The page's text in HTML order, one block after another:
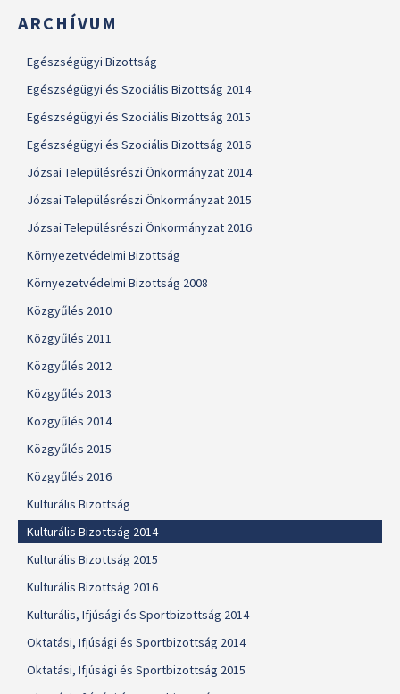
ARCHÍVUM
Egészségügyi Bizottság
Egészségügyi és Szociális Bizottság 2014
Egészségügyi és Szociális Bizottság 2015
Egészségügyi és Szociális Bizottság 2016
Józsai Településrészi Önkormányzat 2014
Józsai Településrészi Önkormányzat 2015
Józsai Településrészi Önkormányzat 2016
Környezetvédelmi Bizottság
Környezetvédelmi Bizottság 2008
Közgyűlés 2010
Közgyűlés 2011
Közgyűlés 2012
Közgyűlés 2013
Közgyűlés 2014
Közgyűlés 2015
Közgyűlés 2016
Kulturális Bizottság
Kulturális Bizottság 2014
Kulturális Bizottság 2015
Kulturális Bizottság 2016
Kulturális, Ifjúsági és Sportbizottság 2014
Oktatási, Ifjúsági és Sportbizottság 2014
Oktatási, Ifjúsági és Sportbizottság 2015